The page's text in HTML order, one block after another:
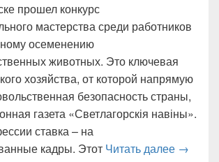
прошел конкурс
мастерства среди работников
осеменению
животных. Это ключевая
хозяйства, от которой напрямую
безопасность страны,
газета «Светлагорскія навіны».
ставка – на
кадры. Этот Читать далее →